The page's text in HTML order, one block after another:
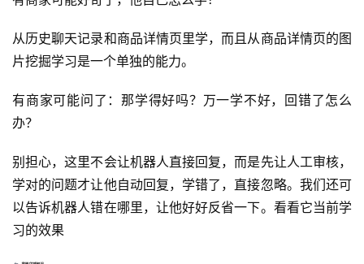
从历史聊天记录和商品详情页里学，而且从商品详情页的图
片挖掘学习是一个单独的能力。
有商家可能问了：那学得好吗？万一学不好，回错了怎么
办？
别担心，这里不会让机器人直接回复，而是先让人工审核，
学对的问题才让他自动回复，学错了，直接忽略。我们还可
以告诉机器人错在哪里，让他好好反省一下。看看它当前学
习的效果